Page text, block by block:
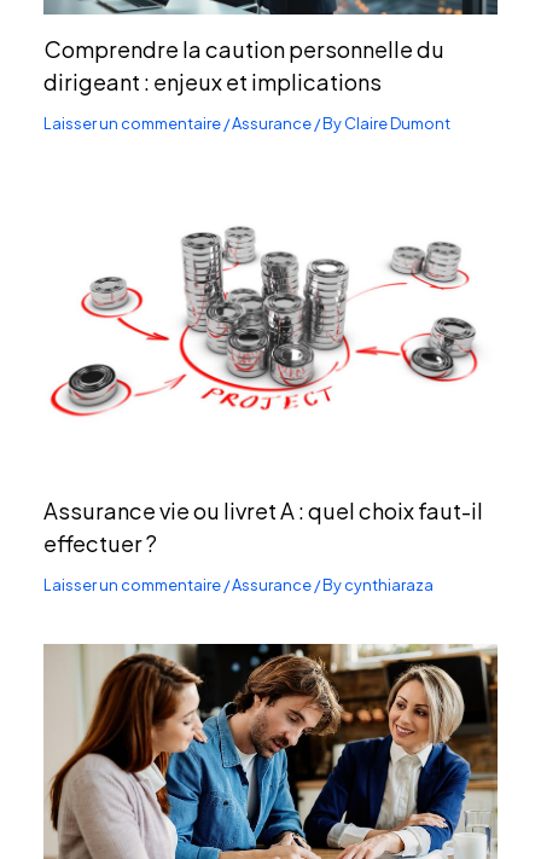
Comprendre la caution personnelle du
dirigeant : enjeux et implications
Laisser un commentaire/Assurance/ ByClaire Dumont
Assurance vie ou livret A : quel choix faut-il
effectuer ?
Laisser un commentaire/Assurance/ Bycynthiaraza